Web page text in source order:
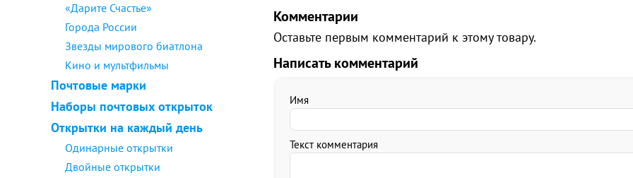
«Дарите Счастье»
Города России
Звезды мирового биатлона
Кино и мультфильмы
Почтовые марки
Наборы почтовых открыток
Открытки на каждый день
Одинарные открытки
Двойные открытки
Комментарии
Оставьте первым комментарий к этому товару.
Написать комментарий
Имя
Текст комментария